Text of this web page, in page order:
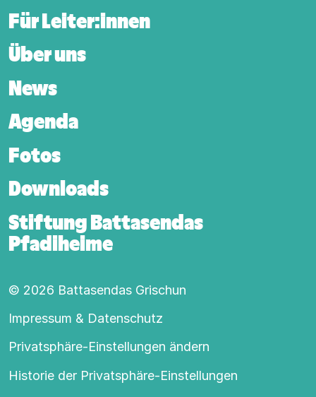
Für Leiter:innen
Über uns
News
Agenda
Fotos
Downloads
Stiftung Battasendas
Pfadiheime
© 2026 Battasendas Grischun
Footer-Hauptnavigation
Impressum & Datenschutz
Privatsphäre-Einstellungen ändern
Historie der Privatsphäre-Einstellungen